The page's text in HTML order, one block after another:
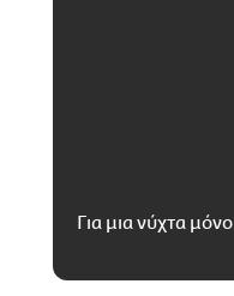
Για μια νύχτα μόνο